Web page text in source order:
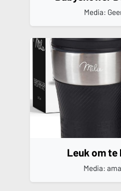
Media:
Leuk om te
Media: